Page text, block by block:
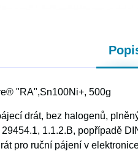
"RA",Sn100Ni+, 500g
drát, bez halogenů,
1.1.2.B, popřípadě
pro ruční pájení v